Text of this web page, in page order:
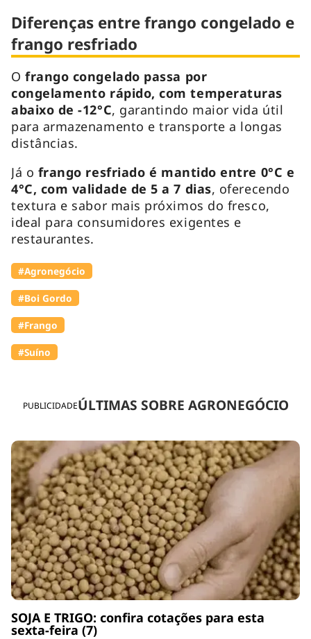
PUBLICIDADEÚLTIMAS SOBRE AGRONEGÓCIO
SOJA E TRIGO: confira cotações para esta
sexta-feira (7)
Diferenças entre frango congelado e
frango resfriado
Ofrango congelado passa por
congelamento rápido, com temperaturas
abaixo de -12°C, garantindo maior vida útil
para armazenamento e transporte a longas
distâncias.
Já o frango resfriado é mantido entre 0°C e
4°C, com validade de 5 a 7 dias, oferecendo
textura e sabor mais próximos do fresco,
ideal para consumidores exigentes e
restaurantes.
#Agronegócio
#Boi Gordo
#Frango
#Suíno